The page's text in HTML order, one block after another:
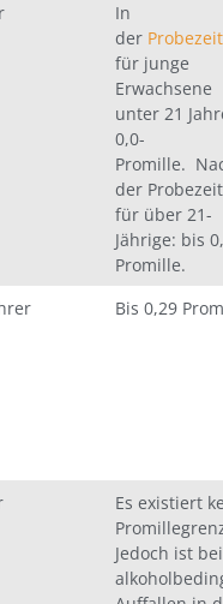
In
der Probezeit
für junge
Erwachsene
unter 21
0,0-
Promille.
der
für über 21-
Jährige: bis
Promille.
Bis 0,29
Es existiert
Jedoch ist bei